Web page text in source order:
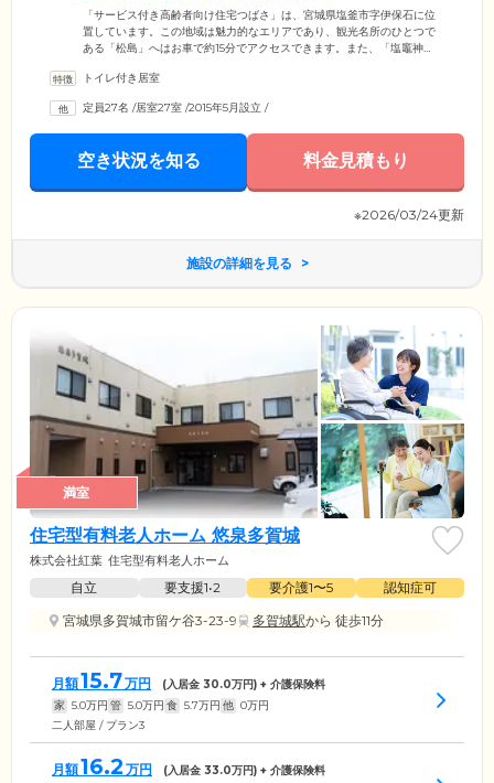
「サービス付き高齢者向け住宅つばさ」は、宮城県塩釜市字伊保石に位
置しています。この地域は魅力的なエリアであり、観光名所のひとつで
ある「松島」へはお車で約15分でアクセスできます。また、「塩竈神
ポットを身近に感じることができる立地となっています。さらに、日常
どは、3～10分程度の距離に位置しており、便利にお買い物ができます。
私たちは、ご入居のみなさまが心地よく暮らせる環境をご提供し、豊か
トイレ付き居室
定員27名 /居室27室 /2015年5月設立 /
空き状況を知る 料金見積もり
※2026/03/24更新
施設の詳細を見る
満室
住宅型有料老人ホーム 悠泉多賀城
株式会社紅葉 住宅型有料老人ホーム
自立 要支援1•2 要介護1〜5
認知症可
宮城県多賀城市留ケ谷3-23-9
多賀城駅から 徒歩11分
月額15.7万円 (入居金 30.0万円) + 介護保険料
家 5.0万円 管 5.0万円 食 5.7万円 他 0万円
二人部屋 / プラン3
月額16.2 万円 (入居金 33.0万円) + 介護保険料